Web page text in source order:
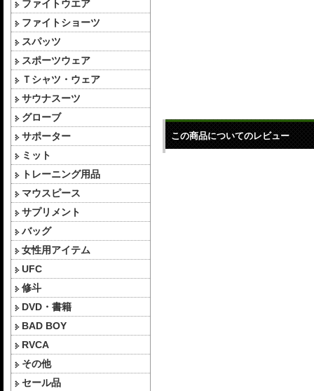
ファイトウエア
ファイトショーツ
スパッツ
スポーツウェア
Ｔシャツ・ウェア
サウナスーツ
グローブ
サポーター
ミット
トレーニング用品
マウスピース
サプリメント
バッグ
女性用アイテム
UFC
修斗
DVD・書籍
BAD BOY
RVCA
その他
セール品
この商品についてのレビュー